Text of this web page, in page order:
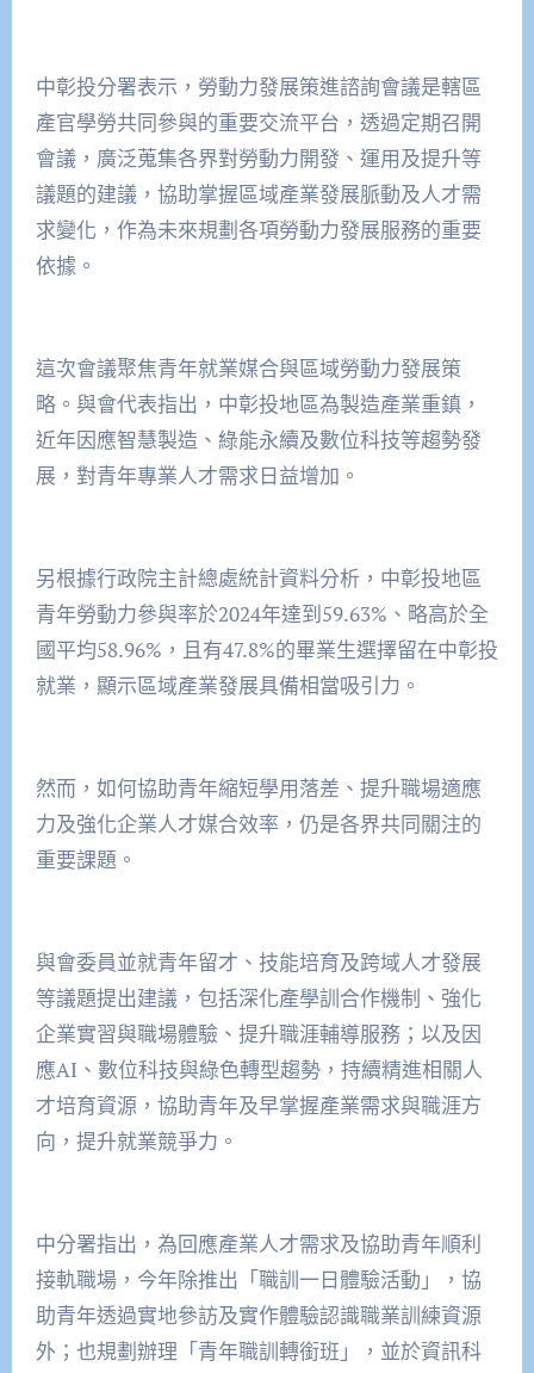
中彰投分署表示，勞動力發展策進諮詢會議是轄區
產官學勞共同參與的重要交流平台，透過定期召開
會議，廣泛蒐集各界對勞動力開發、運用及提升等
議題的建議，協助掌握區域產業發展脈動及人才需
求變化，作為未來規劃各項勞動力發展服務的重要
依據。
這次會議聚焦青年就業媒合與區域勞動力發展策
略。與會代表指出，中彰投地區為製造產業重鎮，
近年因應智慧製造、綠能永續及數位科技等趨勢發
展，對青年專業人才需求日益增加。
另根據行政院主計總處統計資料分析，中彰投地區
青年勞動力參與率於2024年達到59.63%、略高於全
國平均58.96%，且有47.8%的畢業生選擇留在中彰投
就業，顯示區域產業發展具備相當吸引力。
然而，如何協助青年縮短學用落差、提升職場適應
力及強化企業人才媒合效率，仍是各界共同關注的
重要課題。
與會委員並就青年留才、技能培育及跨域人才發展
等議題提出建議，包括深化產學訓合作機制、強化
企業實習與職場體驗、提升職涯輔導服務；以及因
應AI、數位科技與綠色轉型趨勢，持續精進相關人
才培育資源，協助青年及早掌握產業需求與職涯方
向，提升就業競爭力。
中分署指出，為回應產業人才需求及協助青年順利
接軌職場，今年除推出「職訓一日體驗活動」，協
助青年透過實地參訪及實作體驗認識職業訓練資源
外；也規劃辦理「青年職訓轉銜班」，並於資訊科